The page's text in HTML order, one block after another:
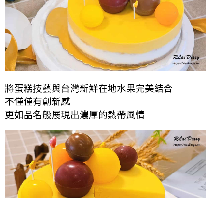
將蛋糕技藝與台灣新鮮在地水果完美結合
不僅僅有創新感
更如品名般展現出濃厚的熱帶風情